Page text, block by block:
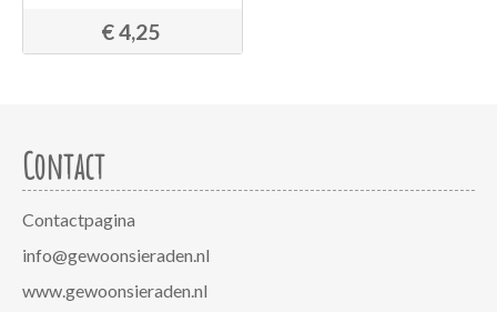
€ 4,25
Contact
Contactpagina
info@gewoonsieraden.nl
www.gewoonsieraden.nl